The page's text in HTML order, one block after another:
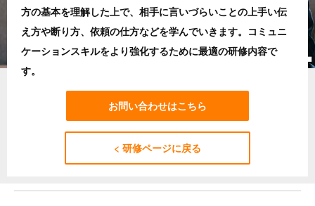
方の基本を理解した上で、相手に言いづらいことの上手い伝
え方や断り方、依頼の仕方などを学んでいきます。コミュニ
ケーションスキルをより強化するために最適の研修内容で
す。
お問い合わせはこちら
< 研修ページに戻る